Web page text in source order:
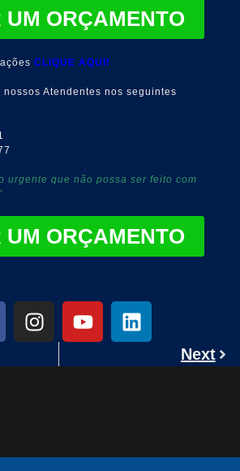
UM ORÇAMENTO
CLIQUE AQUI!
Atendentes nos seguintes
urgente que não possa ser feito com
UM ORÇAMENTO
Next